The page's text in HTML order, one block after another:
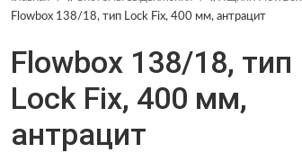
Flowbox 138/18, тип Lock Fix, 400 мм, антрацит
Flowbox 138/18, тип
Lock Fix, 400 мм,
антрацит